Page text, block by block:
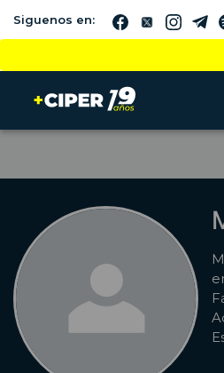
Siguenos en: